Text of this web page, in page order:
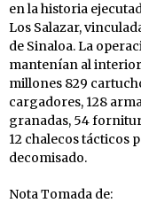
en la historia
Los Salazar,
de Sinaloa. La
mantenían al interior
millones 829
cargadores, 128
granadas, 54
12 chalecos tácticos
decomisado.
Nota Tomada de: